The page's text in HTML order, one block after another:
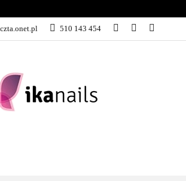
510 143 454KATEGORIE